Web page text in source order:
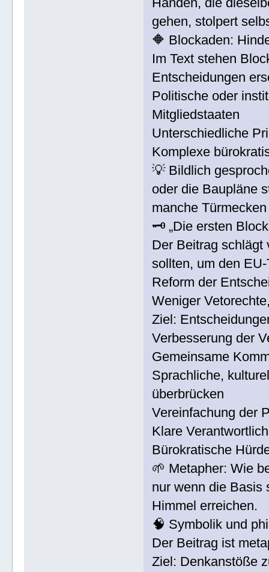
gehen, stolpert
🔶 Blockaden:
Im Text stehen
Entscheidungen
Politische oder
Mitgliedstaaten
Unterschiedliche
Komplexe
💡 Bildlich
oder die Baupläne
manche
🗝️ „Die ersten
Der Beitrag schlägt
sollten, um den
Reform der
Weniger
Ziel:
Verbesserung der
Gemeinsame
Sprachliche,
überbrücken
Vereinfachung der
Klare
Bürokratische
🌱 Metapher: Wie
nur wenn die Basis
Himmel erreichen.
🧠 Symbolik und
Der Beitrag ist
Ziel: Denkanstöße